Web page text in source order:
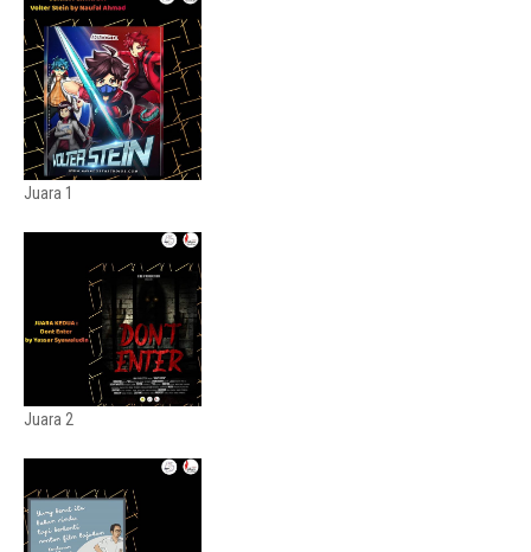
Juara 1
Juara 2